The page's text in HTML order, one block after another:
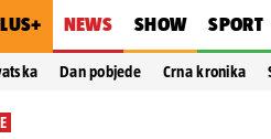
NEWS SHOW SPORT
Dan pobjede Crna kronika